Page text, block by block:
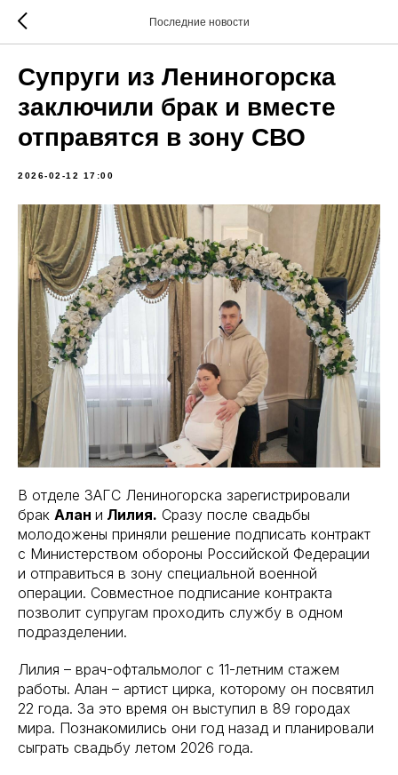
Последние новости
Супруги из Лениногорска
заключили брак и вместе
отправятся в зону СВО
2026-02-12 17:00
В отделе ЗАГС Лениногорска зарегистрировали
брак Алан и Лилия. Сразу после свадьбы
молодожены приняли решение подписать контракт
с Министерством обороны Российской Федерации
и отправиться в зону специальной военной
операции. Совместное подписание контракта
позволит супругам проходить службу в одном
подразделении.
Лилия – врач-офтальмолог с 11-летним стажем
работы. Алан – артист цирка, которому он посвятил
22 года. За это время он выступил в 89 городах
мира. Познакомились они год назад и планировали
сыграть свадьбу летом 2026 года.